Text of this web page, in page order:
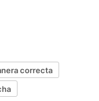
correcta